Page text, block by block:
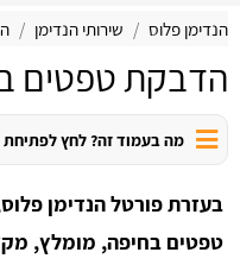
הנדימן פלוס שירותי הנדימן
הדבקת טפטים
מה בעמוד זה? לחץ לפתיחת
בעזרת פורטל הנדימן
טפטים בחיפה, מומלץ,